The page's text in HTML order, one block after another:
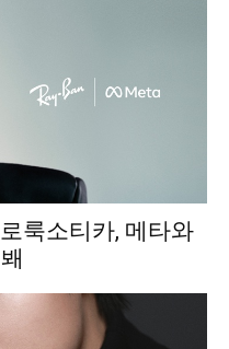
룩소티카, 메타와